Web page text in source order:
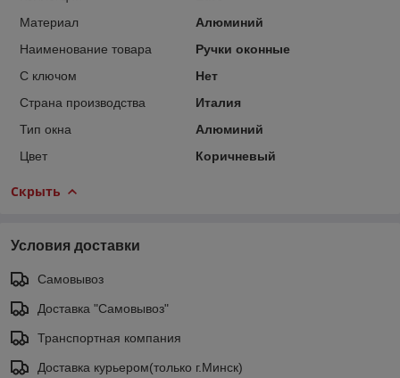
Материал
Алюминий
Наименование товара
Ручки оконные
С ключом
Нет
Страна производства
Италия
Тип окна
Алюминий
Цвет
Коричневый
Скрыть
Условия доставки
Самовывоз
Доставка "Самовывоз"
Транспортная компания
Доставка курьером(только г.Минск)